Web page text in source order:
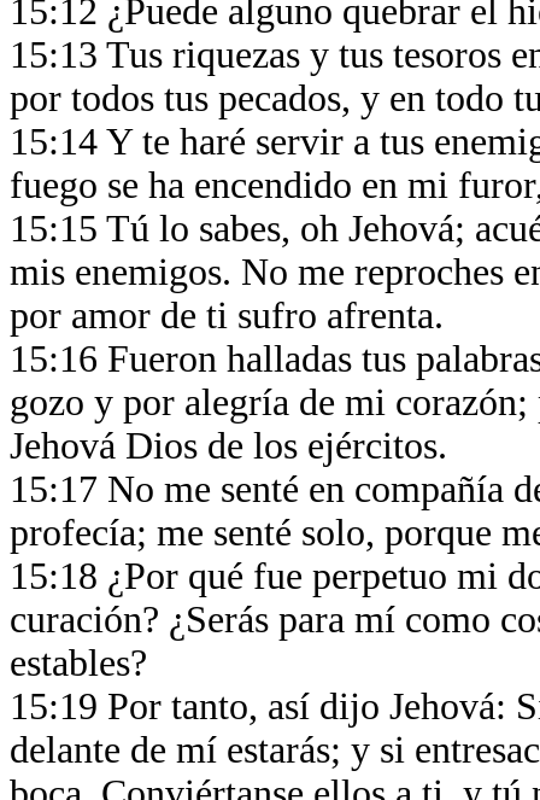
15:12 ¿Puede alguno quebrar el
15:13 Tus riquezas y tus tesoros
por todos tus pecados, y en todo
15:14 Y te haré servir a tus
fuego se ha encendido en mi
15:15 Tú lo sabes, oh Jehová;
mis enemigos. No me reproches
por amor de ti sufro afrenta.
15:16 Fueron halladas tus
gozo y por alegría de mi
Jehová Dios de los ejércitos.
15:17 No me senté en compañía
profecía; me senté solo, porque
15:18 ¿Por qué fue perpetuo mi
curación? ¿Serás para mí como
estables?
15:19 Por tanto, así dijo Jehová:
delante de mí estarás; y si